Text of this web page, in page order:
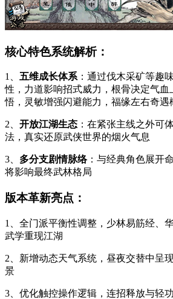
核心特色系统解析：
1、 五维成长体系 ：通过伐木采矿等趣
性，力道影响招式威力，根骨决定气血
悟，灵敏增强闪避能力，福缘左右奇遇
2、 开放江湖生态 ：在紧张主线之外可
法，真实还原武侠世界的烟火气息
3、 多分支剧情脉络：与经典角色展开
将影响最终武林格局
版本革新亮点：
1、全门派平衡性调整，少林易筋经、
武学重现江湖
2、新增动态天气系统，昼夜交替中呈
景
3、优化触控操作逻辑，连招释放与轻